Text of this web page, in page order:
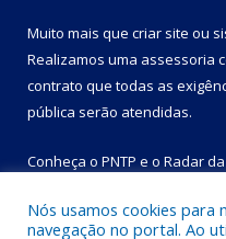
Muito mais que criar site ou
Realizamos uma assessoria
contrato que todas as
pública serão atendidas.
Conheça o PNTP e o Radar
Nós usamos cookies para
navegação no portal. Ao